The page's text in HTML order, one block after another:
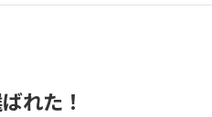
れた！